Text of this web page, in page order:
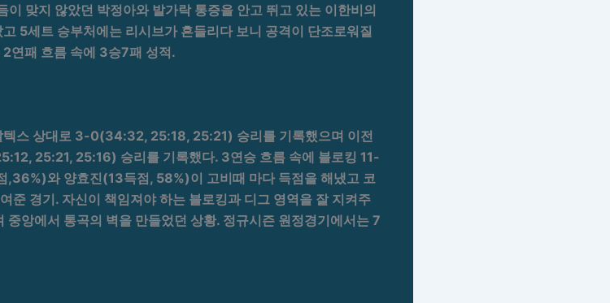
맞지 않았던 박정아와 발가락 통증을 안고 뛰고 있는 이한비의
5세트 승부처에는 리시브가 흔들리다 보니 공격이 단조로워질
연패 흐름 속에 3승7패 성적.
스 상대로 3-0(34:32, 25:18, 25:21) 승리를 기록했으며 이전
25:21, 25:16) 승리를 기록했다. 3연승 흐름 속에 블로킹 11-
와 양효진(13득점, 58%)이 고비때 마다 득점을 해냈고 코
준 경기. 자신이 책임져야 하는 블로킹과 디그 영역을 잘 지켜주
앙에서 통곡의 벽을 만들었던 상황. 정규시즌 원정경기에서는 7